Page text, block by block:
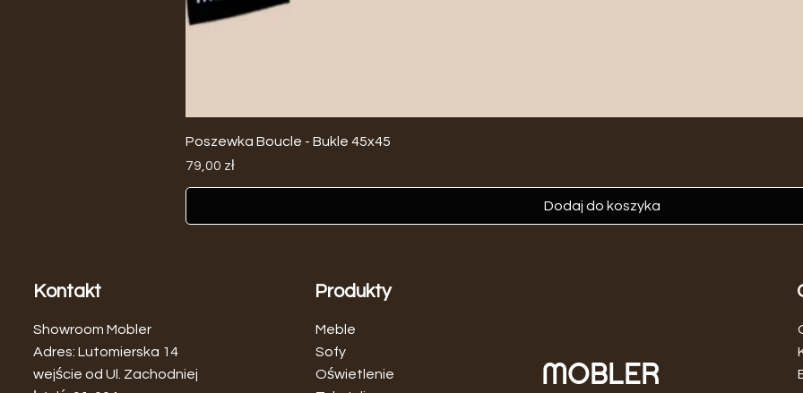
Poszewka Boucle - Bukle 45x45
Cena
79,00 zł
Dodaj do koszyka
Kontakt
Showroom Mobler
Adres: Lutomierska 14
wejście od Ul. Zachodniej
Produkty
Meble
Sofy
Oświetlenie
MOBLER